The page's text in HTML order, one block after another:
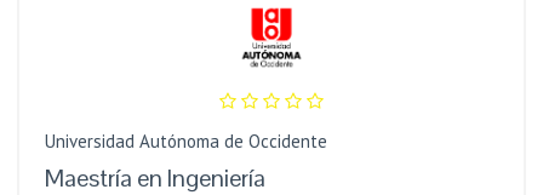
Universidad Autónoma de Occidente
Maestría en Ingeniería